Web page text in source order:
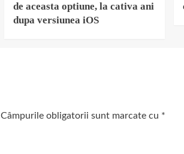
de aceasta optiune, la cativa ani
dupa versiunea iOS
Câmpurile obligatorii sunt marcate cu *